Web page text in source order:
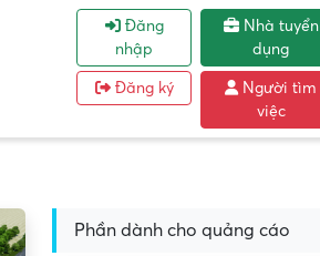
Đăng
nhập
Đăng ký
Nhà tuyển
dụng
Người tìm
việc
Phần dành cho quảng cáo